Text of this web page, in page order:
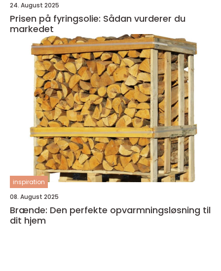
24. August 2025
Prisen på fyringsolie: Sådan vurderer du
markedet
inspiration
08. August 2025
Brænde: Den perfekte opvarmningsløsning til
dit hjem